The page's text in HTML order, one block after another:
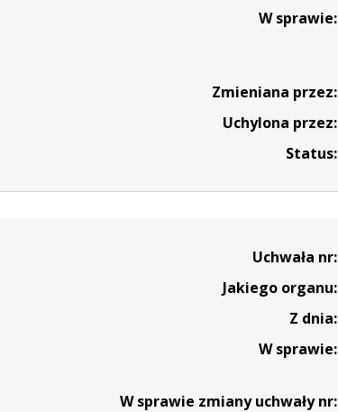
W sprawie:
Zmieniana przez:
Uchylona przez:
Status:
Uchwała nr:
Jakiego organu:
Z dnia:
W sprawie:
W sprawie zmiany uchwały nr: